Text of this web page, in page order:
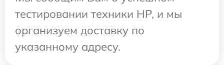
тестировании техники HP, и мы
организуем доставку по
указанному адресу.